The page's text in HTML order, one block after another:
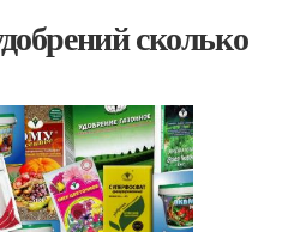
сколько